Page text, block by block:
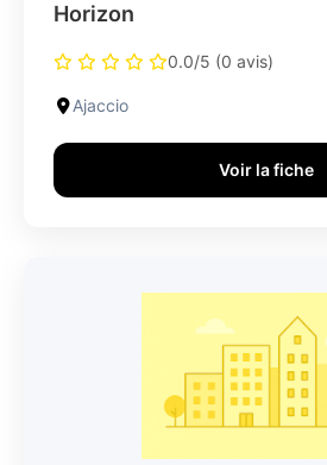
Horizon
0.0/5 (0 avis)
Ajaccio
Voir la fiche